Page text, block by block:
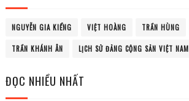
NGUYỄN GIA KIỂNG VIỆT HOÀNG TRẦN HÙNG
TRẦN KHÁNH ÂN LỊCH SỬ ĐẢNG CỘNG SẢN VIỆT NAM
ĐỌC NHIỀU NHẤT